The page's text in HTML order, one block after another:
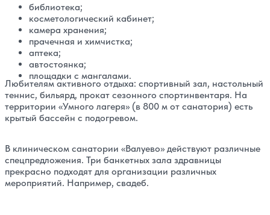
библиотека;
косметологический кабинет;
камера хранения;
прачечная и химчистка;
аптека;
автостоянка;
площадки с мангалами.
Любителям активного отдыха: спортивный зал, настольный
теннис, бильярд, прокат сезонного спортинвентаря. На
территории «Умного лагеря» (в 800 м от санатория) есть
крытый бассейн с подогревом.
В клиническом санатории «Валуево» действуют различные
спецпредложения. Три банкетных зала здравницы
прекрасно подходят для организации различных
мероприятий. Например, свадеб.